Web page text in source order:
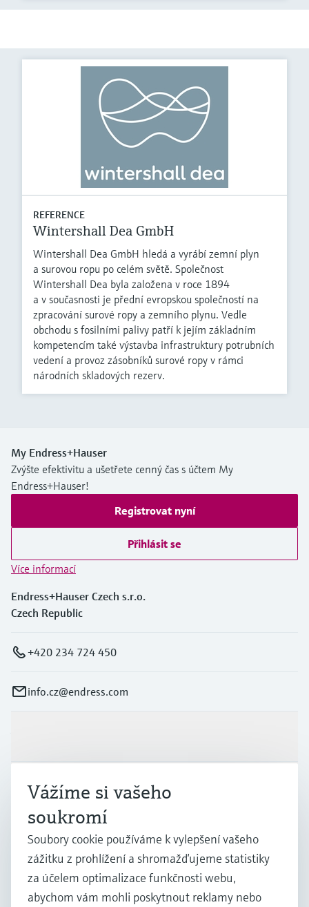
REFERENCE
Wintershall Dea GmbH
Wintershall Dea GmbH hledá a vyrábí zemní plyn
a surovou ropu po celém světě. Společnost
Wintershall Dea byla založena v roce 1894
a v současnosti je přední evropskou společností na
zpracování surové ropy a zemního plynu. Vedle
obchodu s fosilními palivy patří k jejím základním
kompetencím také výstavba infrastruktury potrubních
vedení a provoz zásobníků surové ropy v rámci
národních skladových rezerv.
My Endress+Hauser
Zvýšte efektivitu a ušetřete cenný čas s účtem My
Endress+Hauser!
Registrovat nyní
Přihlásit se
Více informací
Endress+Hauser Czech s.r.o.
Czech Republic
+420 234 724 450
info.cz@endress.com
Průmysl
Podpora
Vážíme si vašeho
soukromí
Soubory cookie používáme k vylepšení vašeho
zážitku z prohlížení a shromažďujeme statistiky
za účelem optimalizace funkčnosti webu,
abychom vám mohli poskytnout reklamy nebo